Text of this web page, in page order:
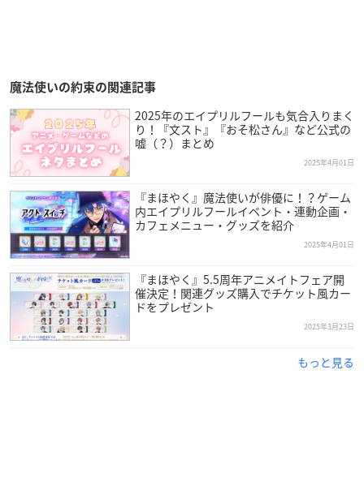
魔法使いの約束の関連記事
2025年のエイプリルフールも気合入りまく
り！『文スト』『おそ松さん』など公式の
嘘（？）まとめ
2025年4月01日
『まほやく』魔法使いが俳優に！？ゲーム
内エイプリルフールイベント・連動企画・
カフェメニュー・グッズを紹介
2025年4月01日
『まほやく』5.5周年アニメイトフェア開
催決定！関連グッズ購入でチケット風カー
ドをプレゼント
2025年3月23日
もっと見る